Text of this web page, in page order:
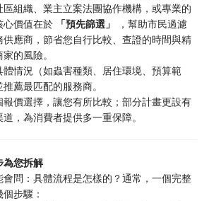
組織、業主立案法團協作機構，或專業的
心價值在於
「預先篩選」
，幫助市民過濾
應商，節省您自行比較、查證的時間與精
的風險。
體情況（如蟲害種類、居住環境、預算範
薦最匹配的服務商。
報價選擇，讓您有所比較；部分計畫更設有
，為消費者提供多一重保障。
為您拆解
問：具體流程是怎樣的？通常，一個完整
步驟：